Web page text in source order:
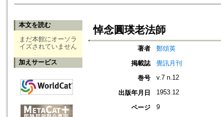
本文を読む
まだ本館にオーソラ
イズされていません
加えサービス
悼念圓瑛老法師
著者
鄭頌英
掲載誌
覺訊月刊
巻号
v.7 n.12
出版年月日 1953.12
ページ 9